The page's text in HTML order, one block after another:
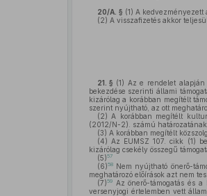
20/A. § (1) A kedvezményezett
(2) A visszafizetés akkor
21. § (1) Az e rendelet alapján
bekezdése szerinti állami
kizárólag a korábban megítélt
szerint nyújtható, az ott
(2) A korábban megítélt
(2012/N-2). számú
(3) A korábban megítélt
(4) Az EUMSZ 107. cikk (1)
kizárólag csekély összegű
(5)57
(6)58Nem nyújtható önerő-
meghatározó előírások azt nem
(7)59Az önerő-támogatás és a
versenyjogi értelemben vett